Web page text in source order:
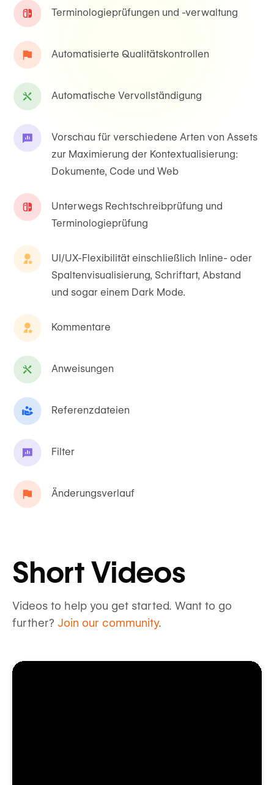
Terminologieprüfungen und -verwaltung
Automatisierte Qualitätskontrollen
Automatische Vervollständigung
Vorschau für verschiedene Arten von Assets
zur Maximierung der Kontextualisierung:
Dokumente, Code und Web
Unterwegs Rechtschreibprüfung und
Terminologieprüfung
UI/UX-Flexibilität einschließlich Inline- oder
Spaltenvisualisierung, Schriftart, Abstand
und sogar einem Dark Mode.
Kommentare
Anweisungen
Referenzdateien
Filter
Änderungsverlauf
Short Videos
Videos to help you get started. Want to go
further? Join our community.